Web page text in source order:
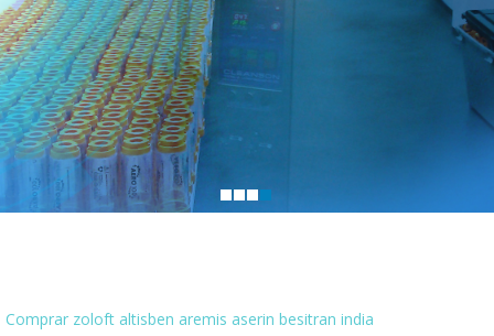
Comprar zoloft altisben aremis aserin besitran india